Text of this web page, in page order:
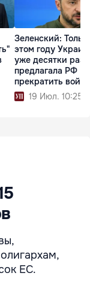
Зеленский:
этом году
уже десятки раз
предлагала РФ
прекратить войну
19 Июл. 10:25
ЕС.